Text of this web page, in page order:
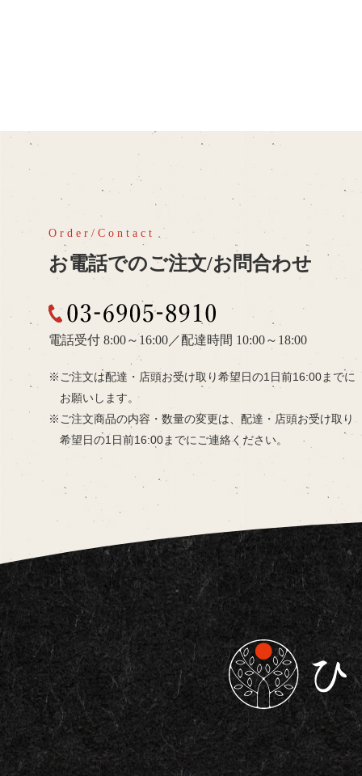
お電話でのご注文/お問合わせ
03-6905-8910
電話受付 8:00～16:00 ／配達時間 10:00～18:00
ご注文は配達・店頭お受け取り希望日の1日前16:00までに
お願いします。
ご注文商品の内容・数量の変更は、 配達・店頭お受け取り
希望日の1日前16:00までにご連絡ください。
東京都板橋区で仕出